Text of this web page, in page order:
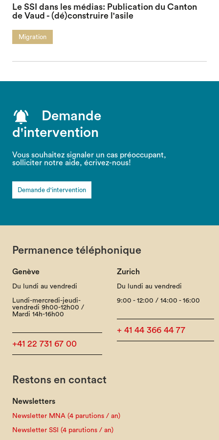
Le SSI dans les médias: Publication du Canton
de Vaud - (dé)construire l'asile
Migration
Demande
d'intervention
Vous souhaitez signaler un cas préoccupant,
solliciter notre aide, écrivez-nous!
Demande d'intervention
Permanence téléphonique
Genève
Du lundi au vendredi
Lundi-mercredi-jeudi-
vendredi 9h00-12h00 /
Mardi 14h-16h00
+41 22 731 67 00
Zurich
Du lundi au vendredi
9:00 - 12:00 / 14:00 - 16:00
+ 41 44 366 44 77
Restons en contact
Newsletters
Newsletter MNA (4 parutions / an)
Newsletter SSI (4 parutions / an)